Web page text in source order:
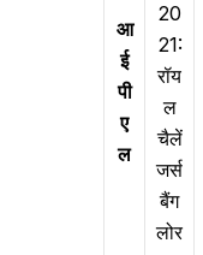
आ
ई
पी
ए
ल
20
21:
रॉय
ल
चैलें
जर्स
बैंग
लोर